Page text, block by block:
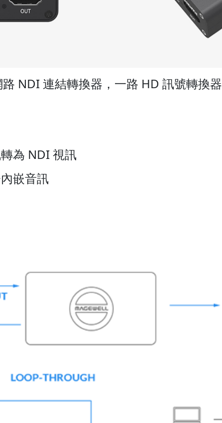
NDI 連結轉換器，一路 HD 訊號轉換器
為 NDI 視訊
嵌音訊